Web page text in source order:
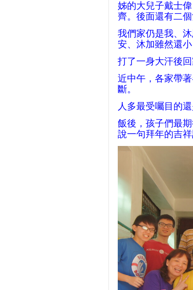
姊的大兒子戴士
齊。後面還有二個
我們家仍是我、
安、沐加雖然還
打了一身大汗後
近中午，各家帶
斷。
人多最受囑目的
飯後，孩子們最
說一句拜年的吉